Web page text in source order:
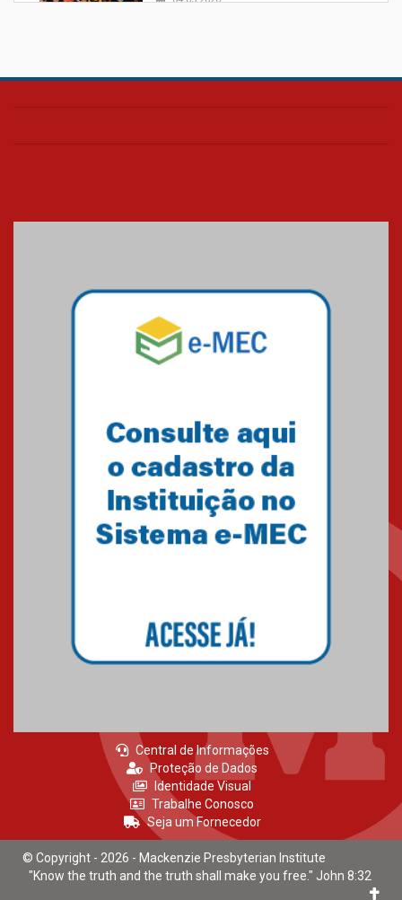
Confira como foi o culto mensal
Mackenzie mobiliza campanha
solidária para apoiar famílias em
Minas Gerais
Primeiro culto do ano ressalta o
27.02.2026
Central de Informações
Proteção de Dados
Identidade Visual
Trabalhe Conosco
Seja um Fornecedor
© Copyright - 2026 - Mackenzie Presbyterian Institute
"Know the truth and the truth shall make you free." John 8:32